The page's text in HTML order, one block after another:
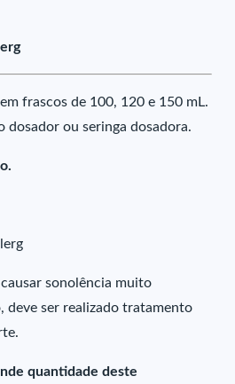
frascos de 100, 120 e 150 mL.
dosador ou seringa dosadora.
sonolência muito
deve ser realizado tratamento
quantidade deste